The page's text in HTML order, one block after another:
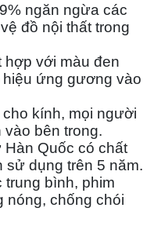
ngăn ngừa các
đồ nội thất trong
với màu đen
ứng gương vào
kính, mọi người
bên trong.
Quốc có chất
sử dụng trên 5 năm.
bình, phim
nóng, chống chói